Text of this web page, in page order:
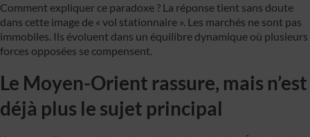
Comment expliquer ce paradoxe ? La réponse tient sans doute
dans cette image de « vol stationnaire ». Les marchés ne sont pas
immobiles. Ils évoluent dans un équilibre dynamique où plusieurs
forces opposées se compensent.
Le Moyen-Orient rassure, mais n’est
déjà plus le sujet principal